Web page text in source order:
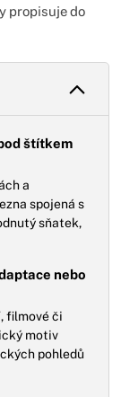
propisuje do
štítkem
a
spojená s
sňatek,
nebo
filmové či
motiv
pohledů